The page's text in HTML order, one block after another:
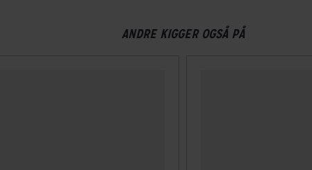
ANDRE KIGGER OGSÅ PÅ